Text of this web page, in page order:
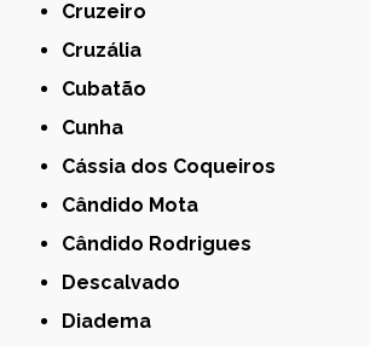
Cruzeiro
Cruzália
Cubatão
Cunha
Cássia dos Coqueiros
Cândido Mota
Cândido Rodrigues
Descalvado
Diadema